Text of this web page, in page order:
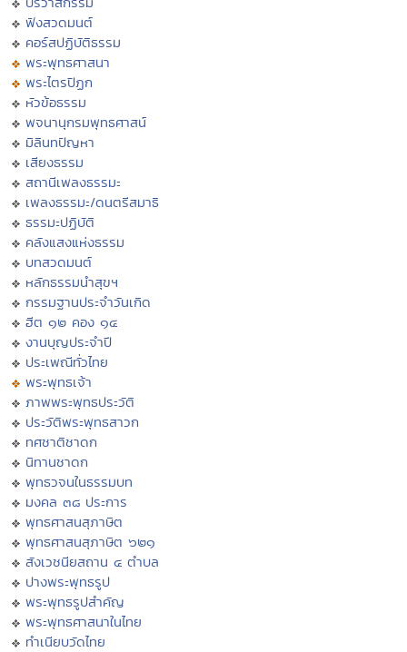
ฟังสวดมนต์
คอร์สปฏิบัติธรรม
พระพุทธศาสนา
พระไตรปิฏก
หัวข้อธรรม
พจนานุกรมพุทธศาสน์
มิลินทปัญหา
เสียงธรรม
สถานีเพลงธรรมะ
เพลงธรรมะ/ดนตรีสมาธิ
ธรรมะปฏิบัติ
คลังแสงแห่งธรรม
บทสวดมนต์
หลักธรรมนำสุขฯ
กรรมฐานประจำวันเกิด
ฮีต ๑๒ คอง ๑๔
งานบุญประจำปี
ประเพณีทั่วไทย
พระพุทธเจ้า
ภาพพระพุทธประวัติ
ประวัติพระพุทธสาวก
ทศชาติชาดก
นิทานชาดก
พุทธวจนในธรรมบท
มงคล ๓๘ ประการ
พุทธศาสนสุภาษิต
พุทธศาสนสุภาษิต ๖๒๑
สังเวชนียสถาน ๔ ตำบล
ปางพระพุทธรูป
พระพุทธรูปสำคัญ
พระพุทธศาสนาในไทย
ทำเนียบวัดไทย